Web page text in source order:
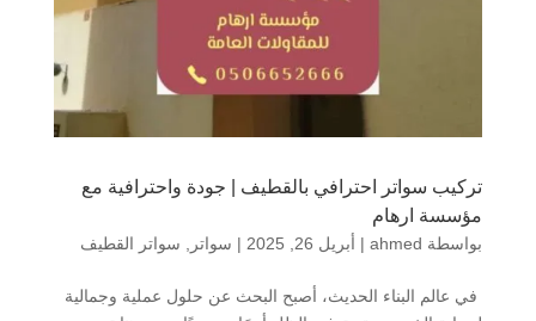
تركيب سواتر احترافي بالقطيف | جودة واحترافية مع
مؤسسة ارهام
بواسطة ahmed
| أبريل 26, 2025 | سواتر , سواتر القطيف
في عالم البناء الحديث، أصبح البحث عن حلول عملية وجمالية